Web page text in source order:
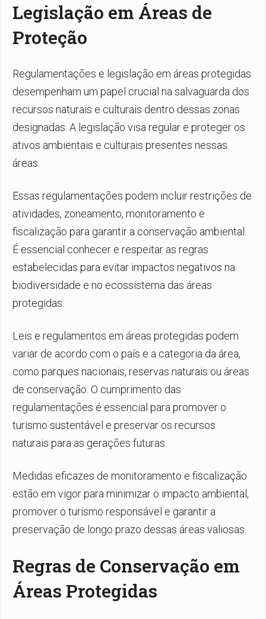
Legislação em Áreas de
Proteção
Regulamentações e legislação em áreas protegidas
desempenham um papel crucial na salvaguarda dos
recursos naturais e culturais dentro dessas zonas
designadas. A legislação visa regular e proteger os
ativos ambientais e culturais presentes nessas
áreas.
Essas regulamentações podem incluir restrições de
atividades, zoneamento, monitoramento e
fiscalização para garantir a conservação ambiental.
É essencial conhecer e respeitar as regras
estabelecidas para evitar impactos negativos na
biodiversidade e no ecossistema das áreas
protegidas.
Leis e regulamentos em áreas protegidas podem
variar de acordo com o país e a categoria da área,
como parques nacionais, reservas naturais ou áreas
de conservação. O cumprimento das
regulamentações é essencial para promover o
turismo sustentável e preservar os recursos
naturais para as gerações futuras.
Medidas eficazes de monitoramento e fiscalização
estão em vigor para minimizar o impacto ambiental,
promover o turismo responsável e garantir a
preservação de longo prazo dessas áreas valiosas.
Regras de Conservação em
Áreas Protegidas